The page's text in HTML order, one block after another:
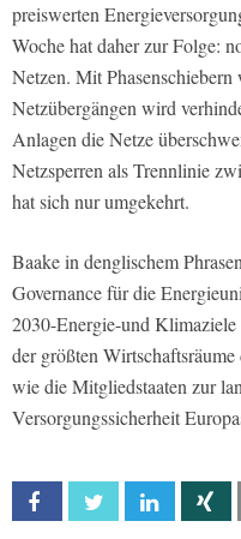
preiswerten
Woche hat daher zur Folge:
Netzen. Mit
Netzübergängen wird
Anlagen die Netze
Netzsperren als Trennlinie
hat sich nur umgekehrt.
Baake in denglischem
Governance für die
2030-Energie-und
der größten
wie die Mitgliedstaaten zur
Versorgungssicherheit
Facebook Twitter Linkedin